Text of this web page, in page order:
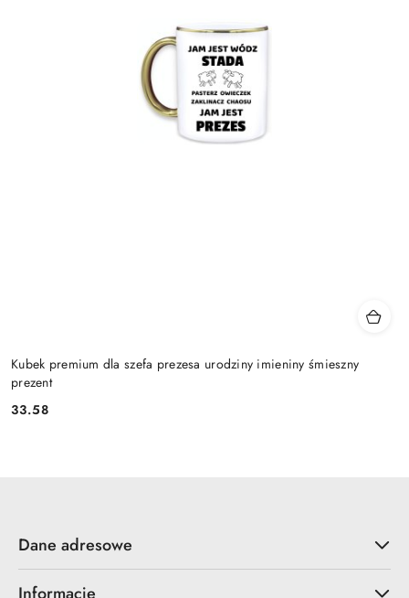
Kubek premium dla szefa prezesa urodziny imieniny śmieszny
prezent
Cena:
33.58
Dane adresowe